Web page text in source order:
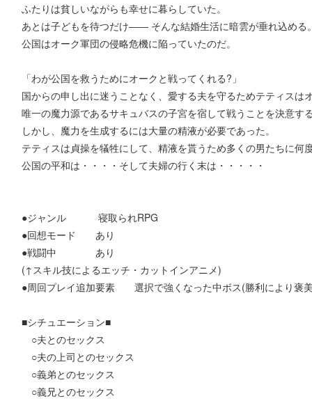
ふたりは貧しいながらも幸せに暮らしていた。
あとは子どもを待つだけ―― そんな結婚生活に暗雲が垂れ込める
公国はオーク軍団の侵略危機に陥っていたのだ。
「わが公国を救うためにオークと戦ってくれる?」
国からの申し出に迷うことなく、愛する夫を守るためテティスは
唯一の魔力源であるサキュバスの子宮を宿して戦うことを決意す
しかし、魔力を生成するには大量の精液が必要であった。
テティスは貞操を犠牲にして、精液を貰うため多くの男たちに何
公国の平和は・・・・そして夫婦の行く末は・・・・・
●ジャンル 寝取られRPG
●回想モード あり
●戦闘中 あり
(↑スキル技によるエッチ・カットインアニメ)
●周回プレイ追加要素 選択で強くなった中ボス(勝利により褒
■シチュエーション■
○夫とのセックス
○夫の上司とのセックス
○義弟とのセックス
○義兄とのセックス